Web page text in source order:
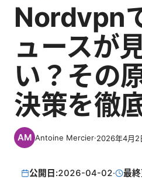
Nordvpn
ュースが
い？その
決策を徹
Antoine Mercier·2026年4月2
公開日:2026-04-02· 最